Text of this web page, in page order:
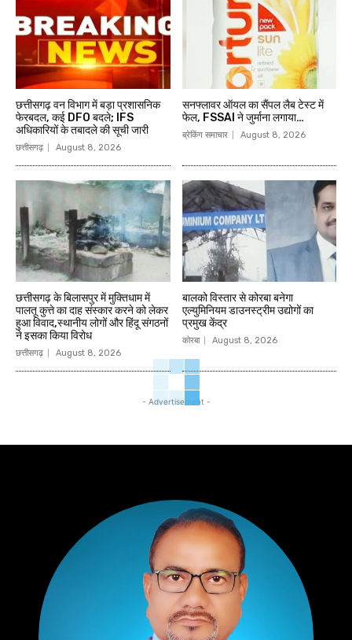
छत्तीसगढ़ वन विभाग में बड़ा प्रशासनिक
फेरबदल, कई DFO बदले; IFS
अधिकारियों के तबादले की सूची जारी
छत्तीसगढ़ August 8, 2026
सनफ्लावर ऑयल का सैंपल लैब टेस्ट में
फेल, FSSAI ने जुर्माना लगाया…
ब्रेकिंग समाचार August 8, 2026
छत्तीसगढ़ के बिलासपुर में मुक्तिधाम में
पालतू कुत्ते का दाह संस्कार करने को लेकर
हुआ विवाद,स्थानीय लोगों और हिंदू संगठनों
ने इसका किया विरोध
छत्तीसगढ़ August 8, 2026
बालको विस्तार से कोरबा बनेगा
एल्युमिनियम डाउनस्ट्रीम उद्योगों का
प्रमुख केंद्र
कोरबा August 8, 2026
- Advertisement -